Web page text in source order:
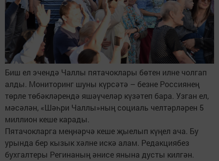
Биш ел эчендә Чаллы пятачоклары бөтен илне чолгап
алды. Мониторинг шуны күрсәтә – безне Россиянең
төрле төбәкләрендә яшәүчеләр күзәтеп бара. Узган ел,
мәсәлән, «Шәһри Чаллы»ның социаль челтәрләрен 5
миллион кеше карады.
Пятачокларга меңнәрчә кеше җыелып күңел ача. Бу
урында бер кызык хәлне искә алам. Редакциябез
бухгалтеры Регинаның әнисе янына дусты килгән.